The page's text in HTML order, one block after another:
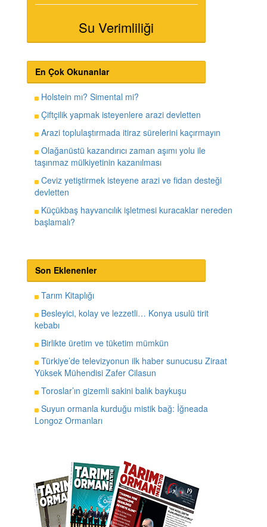
Su Verimliliği
En Çok Okunanlar
Holstein mı? Simental mi?
Çiftçilik yapmak isteyenlere arazi devletten
Arazi toplulaştırmada itiraz sürelerini kaçırmayın
Olağanüstü kazandırıcı zaman aşımı yolu ile
taşınmaz mülkiyetinin kazanılması
Ceviz yetiştirmek isteyene arazi ve fidan desteği
devletten
Küçükbaş hayvancılık işletmesi kuracaklar nereden
başlamalı?
Son Eklenenler
Tarım Kitaplığı
Besleyici, kolay ve lezzetli… Konya usulü tirit
kebabı
Birlikte üretim ve tüketim mümkün
Türkiye’de televizyonun ilk haber sunucusu Ziraat
Yüksek Mühendisi Zafer Cilasun
Toroslar’ın gizemli sakini balık baykuşu
Suyun ormanla kurduğu mistik bağ: İğneada
Longoz Ormanları